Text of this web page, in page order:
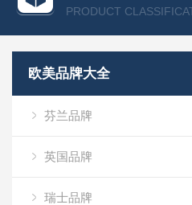
PRODUCT
欧美品牌大全
芬兰品牌
英国品牌
瑞士品牌